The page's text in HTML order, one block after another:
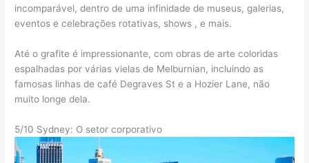
incomparável, dentro de uma infinidade de museus, galerias,
eventos e celebrações rotativas, shows , e mais.
Até o grafite é impressionante, com obras de arte coloridas
espalhadas por várias vielas de Melburnian, incluindo as
famosas linhas de café Degraves St e a Hozier Lane, não
muito longe dela.
5/10 Sydney: O setor corporativo